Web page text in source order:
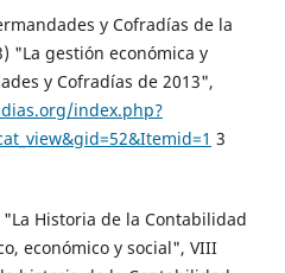
y Cofradías de la
"La gestión económica y
y Cofradías de 2013",
index.php?
3
"La Historia de la Contabilidad
económico y social", VIII